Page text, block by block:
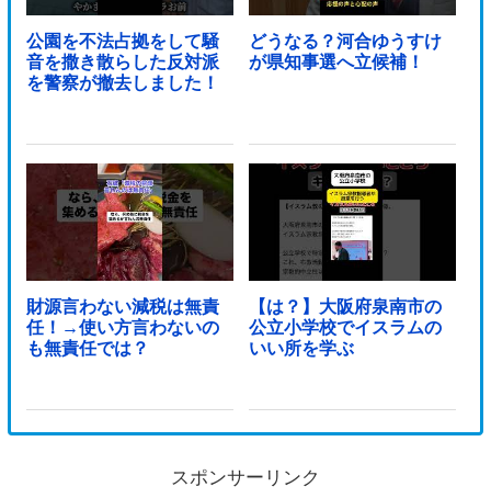
公園を不法占拠をして騒
音を撒き散らした反対派
を警察が撤去しました！
どうなる？河合ゆうすけ
が県知事選へ立候補！
財源言わない減税は無責
任！→使い方言わないの
も無責任では？
【は？】大阪府泉南市の
公立小学校でイスラムの
いい所を学ぶ
スポンサーリンク